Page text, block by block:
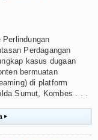
Perlindungan
Perdagangan
kasus dugaan
bermuatan
di platform
Sumut, Kombes . . .
▸